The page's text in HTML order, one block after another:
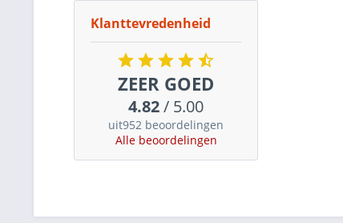
Klanttevredenheid
ZEER GOED
4.82/ 5.00
uit952 beoordelingen
Alle beoordelingen